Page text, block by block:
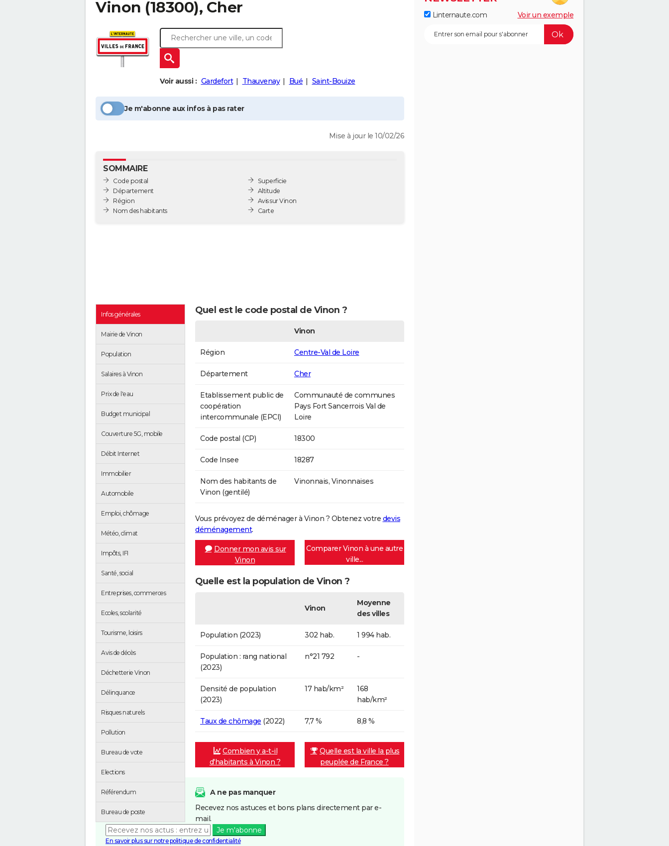
Vinon (18300), Cher
Voir aussi : Gardefort Thauvenay Bué Saint-Bouize
Je m'abonne aux infos à pas rater
Mise à jour le 10/02/26
SOMMAIRE
Code postal
Département
Région
Nom des habitants
Superficie
Altitude
Avis sur Vinon
Carte
Infos générales
Mairie de Vinon
Population
Salaires à Vinon
Prix de l'eau
Budget municipal
Couverture 5G, mobile
Débit Internet
Immobilier
Automobile
Emploi, chômage
Météo, climat
Impôts, IFI
Santé, social
Entreprises, commerces
Ecoles, scolarité
Tourisme, loisirs
Avis de décès
Déchetterie Vinon
Délinquance
Risques naturels
Pollution
Bureau de vote
Elections
Référendum
Bureau de poste
Quel est le code postal de Vinon ?
Vinon
Région Centre-Val de Loire
Département Cher
Etablissement public de
coopération
intercommunale (EPCI)
Communauté de communes
Pays Fort Sancerrois Val de
Loire
Code postal (CP) 18300
Code Insee 18287
Nom des habitants de
Vinon (gentilé)
Vinonnais, Vinonnaises
Vous prévoyez de déménager à Vinon ? Obtenez votre devis
déménagement.
Donner mon avis sur
Vinon
Comparer Vinon à une autre
ville...
Quelle est la population de Vinon ?
Vinon
Moyenne
des villes
Population (2023) 302 hab. 1 994 hab.
Population : rang national
(2023)
n°21 792 -
Densité de population
(2023)
17 hab/km²
168
hab/km²
Taux de chômage (2022) 7,7 % 8,8 %
Combien y a-t-il
d'habitants à Vinon ?
Quelle est la ville la plus
peuplée de France ?
A ne pas manquer
Recevez nos astuces et bons plans directement par e-
mail.
Je m'abonne
En savoir plus sur notre politique de confidentialité
Linternaute.com Voir un exemple